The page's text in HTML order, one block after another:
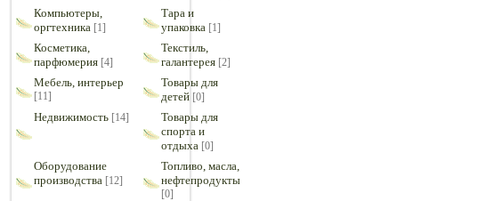
Компьютеры,
оргтехника [1]
Тара и
упаковка [1]
Косметика,
парфюмерия [4]
Текстиль,
галантерея [2]
Мебель, интерьер
[11]
Товары для
детей [0]
Недвижимость [14]
Товары для
спорта и
отдыха [0]
Оборудование
производства [12]
Топливо, масла,
нефтепродукты
[0]